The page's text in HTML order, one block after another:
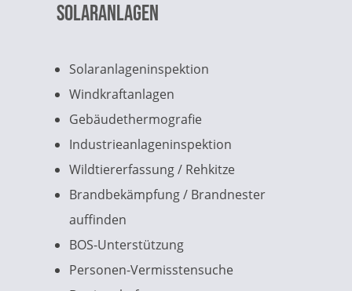
Solaranlagen
Solaranlageninspektion
Windkraftanlagen
Gebäudethermografie
Industrieanlageninspektion
Wildtiererfassung / Rehkitze
Brandbekämpfung / Brandnester
auffinden
BOS-Unterstützung
Personen-Vermisstensuche